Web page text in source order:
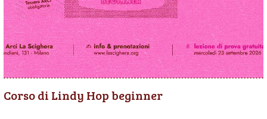
Corso di Lindy Hop beginner